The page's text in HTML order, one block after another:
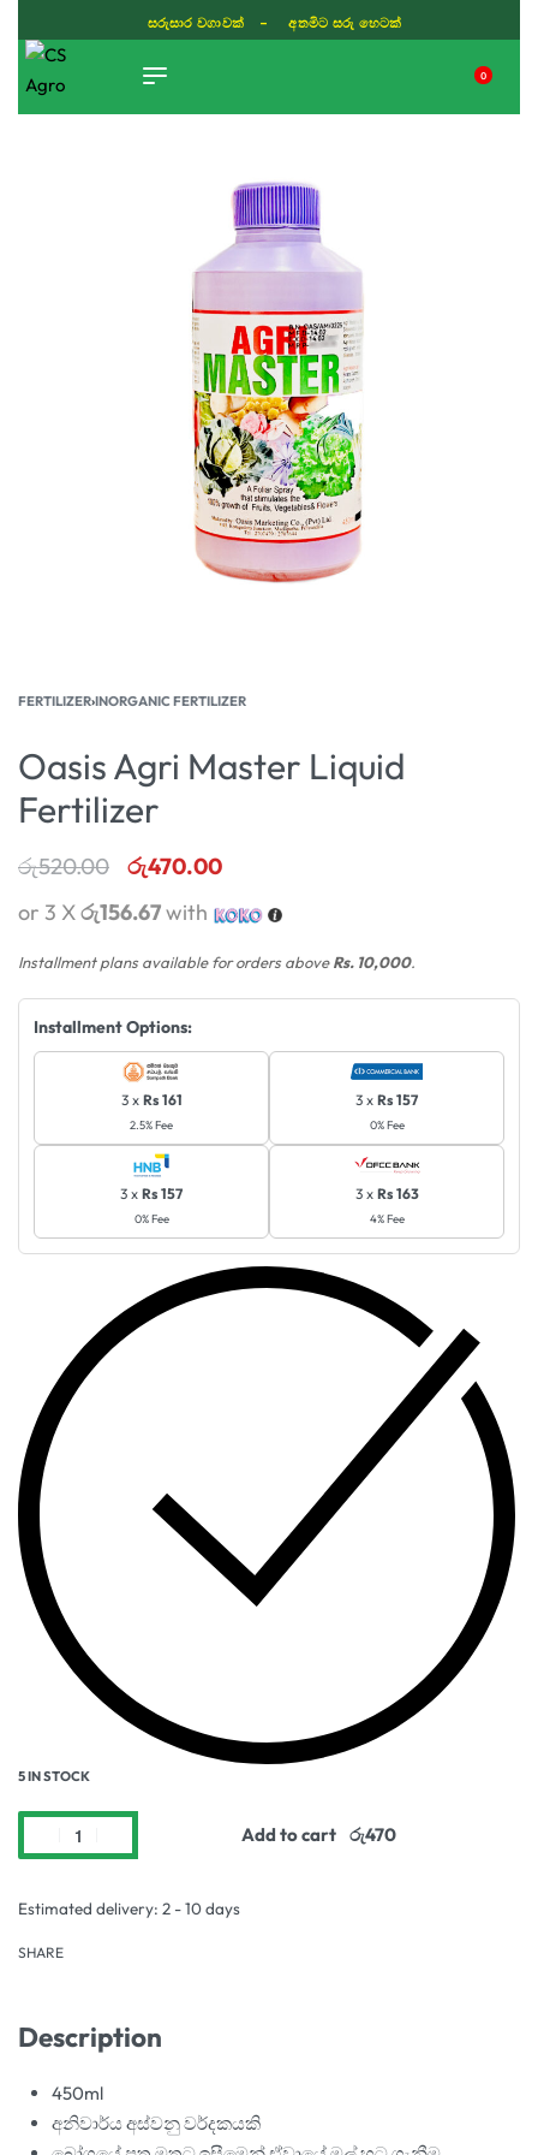
සරුසාර වගාවක් - අතමිට සරු හෙටක්
0
FERTILIZER›INORGANIC FERTILIZER
Oasis Agri Master Liquid
Fertilizer
රු520.00 රු470.00
or 3 Xරු156.67with
Installment plans available for orders aboveRs. 10,000.
Installment Options:
3 x Rs 161
2.5% Fee
3 x Rs 157
0% Fee
3 x Rs 157
0% Fee
3 x Rs 163
4% Fee
5 IN STOCK
Add to cart
Estimated delivery: 2 - 10 days
SHARE
Description
450ml
අනිවාර්ය අස්වනු වර්දකයකි